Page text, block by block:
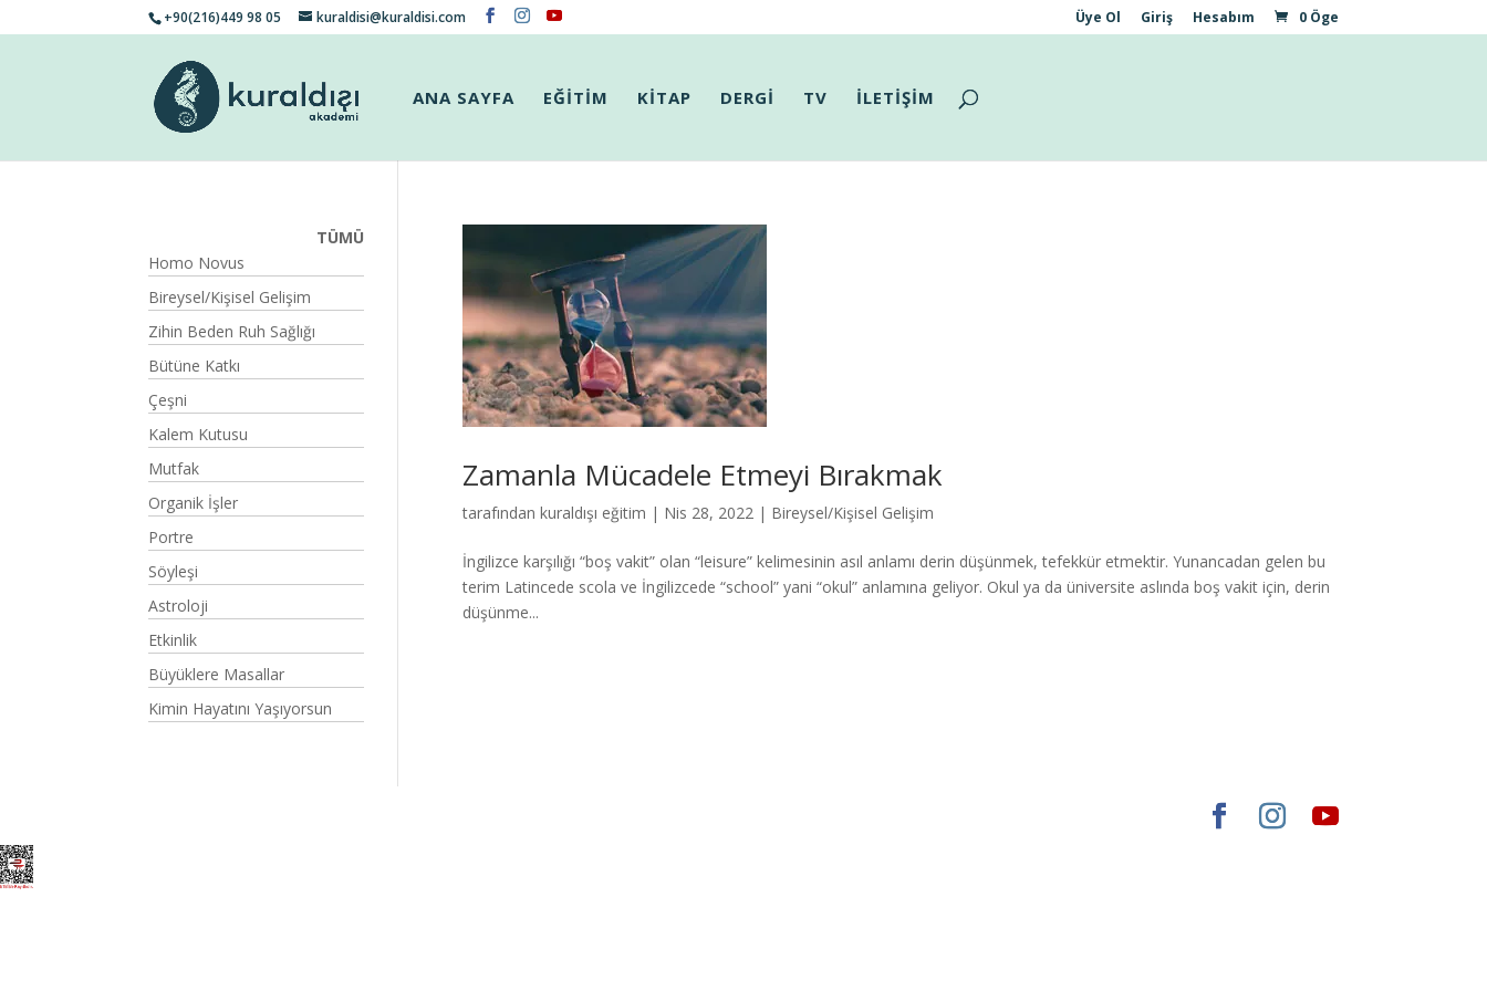
+90(216)449 98 05 kuraldisi@kuraldisi.com Üye Ol Giriş Hesabım 0 Öge
ANA SAYFA EĞİTİM KİTAP DERGİ TV İLETİŞİM
Zamanla Mücadele Etmeyi Bırakmak
tarafından kuraldışı eğitim | Nis 28, 2022| Bireysel/Kişisel Gelişim
İngilizce karşılığı “boş vakit” olan “leisure” kelimesinin asıl anlamı derin düşünmek, tefekkür etmektir. Yunancadan gelen bu
terim Latincede scola ve İngilizcede “school” yani “okul” anlamına geliyor. Okul ya da üniversite aslında boş vakit için, derin
düşünme...
TÜMÜ
Homo Novus
Bireysel/Kişisel Gelişim
Zihin Beden Ruh Sağlığı
Bütüne Katkı
Çeşni
Kalem Kutusu
Mutfak
Organik İşler
Portre
Söyleşi
Astroloji
Etkinlik
Büyüklere Masallar
Kimin Hayatını Yaşıyorsun